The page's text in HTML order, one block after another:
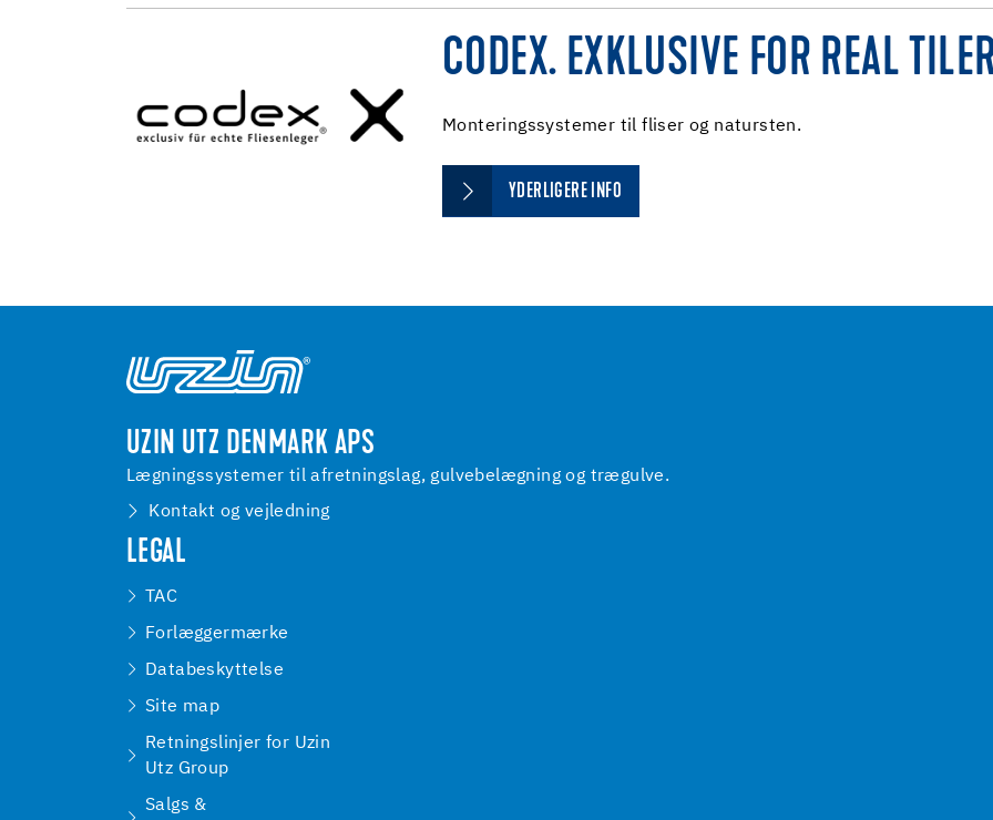
CODEX. EXKLUSIVE FOR REAL
Monteringssystemer til fliser og natursten.
YDERLIGERE INFO
UZIN UTZ DENMARK APS
Lægningssystemer til afretningslag, gulvebelægning og trægulve.
Kontakt og vejledning
LEGAL
TAC
Forlæggermærke
Databeskyttelse
Site map
Retningslinjer for Uzin
Utz Group
Salgs &